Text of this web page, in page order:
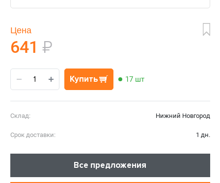
Цена
641 ₽
Купить 17 шт
Склад: Нижний Новгород
Срок доставки: 1 дн.
Все предложения